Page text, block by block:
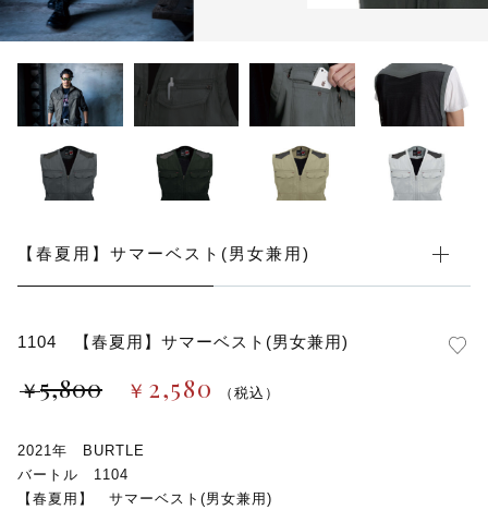
【春夏用】サマーベスト(男女兼用)
1104 【春夏用】サマーベスト(男女兼用)
￥5,800 ￥ 2,580 （税込）
2021年 BURTLE
バートル 1104
【春夏用】 サマーベスト(男女兼用)
安全靴
全ての商品
その他
在庫あり セール